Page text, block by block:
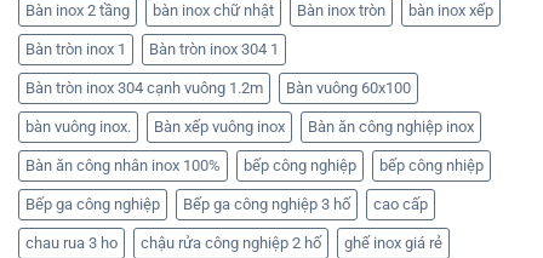
Bàn inox 2 tầng bàn inox chữ nhật Bàn inox tròn bàn inox xếp
Bàn tròn inox 1 Bàn tròn inox 304 1
Bàn tròn inox 304 cạnh vuông 1.2m Bàn vuông 60x100
bàn vuông inox. Bàn xếp vuông inox Bàn ăn công nghiệp inox
Bàn ăn công nhân inox 100% bếp công nghiệp bếp công nhiệp
Bếp ga công nghiệp Bếp ga công nghiệp 3 hố cao cấp
chau rua 3 ho chậu rửa công nghiệp 2 hố ghế inox giá rẻ